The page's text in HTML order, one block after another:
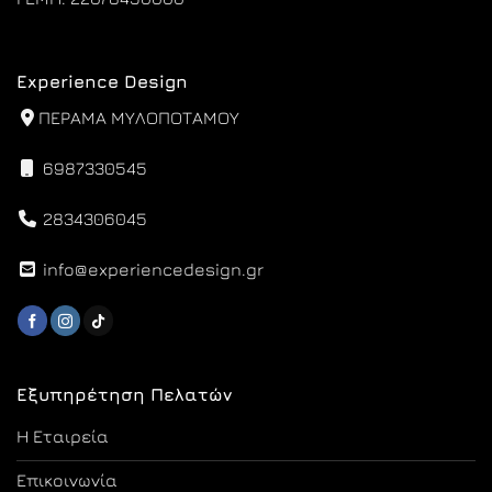
Εξυπηρέτηση Πελατών
Η Εταιρεία
Επικοινωνία
Experience Design
ΠΕΡΑΜΑ ΜΥΛΟΠΟΤΑΜΟΥ
6987330545
2834306045
info@experiencedesign.gr